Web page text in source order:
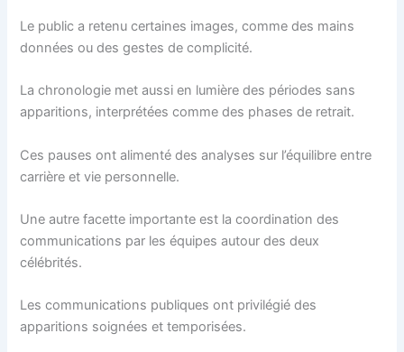
Le public a retenu certaines images, comme des mains
données ou des gestes de complicité.
La chronologie met aussi en lumière des périodes sans
apparitions, interprétées comme des phases de retrait.
Ces pauses ont alimenté des analyses sur l’équilibre entre
carrière et vie personnelle.
Une autre facette importante est la coordination des
communications par les équipes autour des deux
célébrités.
Les communications publiques ont privilégié des
apparitions soignées et temporisées.